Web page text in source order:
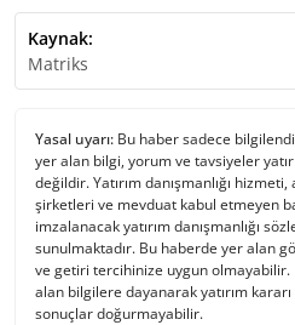
Kaynak:
Matriks
Yasal uyarı: Bu haber sadece
yer alan bilgi, yorum ve tavsiyeler
değildir. Yatırım danışmanlığı
şirketleri ve mevduat kabul etmeyen
imzalanacak yatırım danışmanlığı
sunulmaktadır. Bu haberde yer alan
ve getiri tercihinize uygun olmayabilir.
alan bilgilere dayanarak yatırım
sonuçlar doğurmayabilir.